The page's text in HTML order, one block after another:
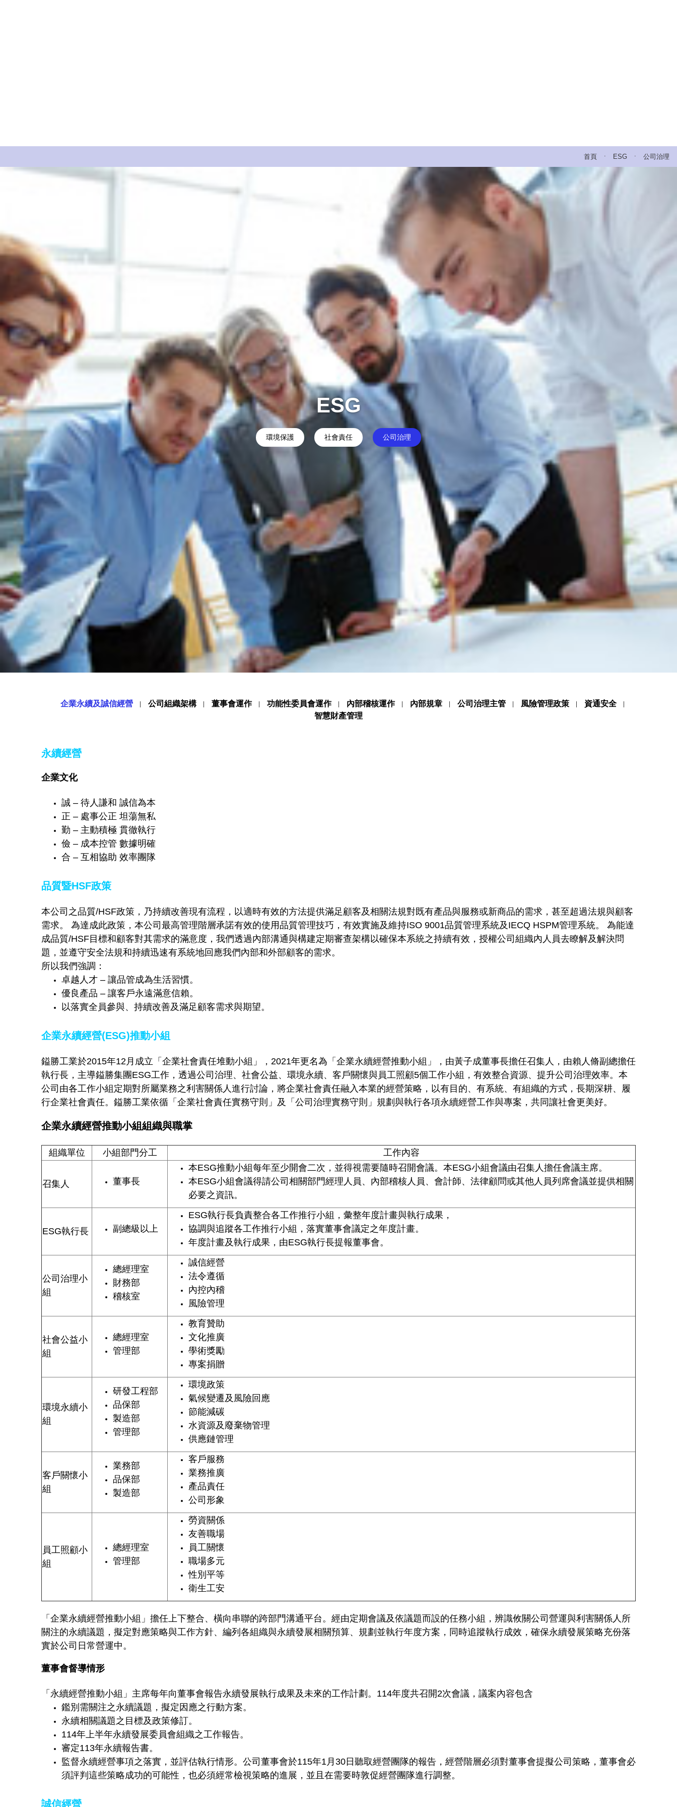
首頁 . ESG . 公司治理
ESG
環境保護 社會責任 公司治理
企業永續及誠信經營 公司組織架構 董事會運作 功能性委員會運作 內部稽核運作 內部規章 公司治理主管 風險管理政策
資通安全
智慧財產管理
永續經營
企業文化
誠 – 待人謙和 誠信為本
正 – 處事公正 坦蕩無私
勤 – 主動積極 貫徹執行
儉 – 成本控管 數據明確
合 – 互相協助 效率團隊
品質暨HSF政策
本公司之品質/HSF政策，乃持續改善現有流程，以適時有效的方法提供滿足顧客及相關法規對既有產品與服務或新商品的需求，甚至超過法規與顧客
需求。 為達成此政策，本公司最高管理階層承諾有效的使用品質管理技巧，有效實施及維持ISO 9001品質管理系統及IECQ HSPM管理系統。 為能達
成品質/HSF目標和顧客對其需求的滿意度，我們透過內部溝通與構建定期審查架構以確保本系統之持續有效，授權公司組織內人員去瞭解及解決問
題，並遵守安全法規和持續迅速有系統地回應我們內部和外部顧客的需求。
所以我們強調：
卓越人才 – 讓品管成為生活習慣。
優良產品 – 讓客戶永遠滿意信賴。
以落實全員參與、持續改善及滿足顧客需求與期望。
企業永續經營(ESG)推動小組
鎰勝工業於2015年12月成立「企業社會責任堆動小組」，2021年更名為「企業永續經營推動小組」，由黃子成董事長擔任召集人，由賴人脩副總擔任
執行長，主導鎰勝集團ESG工作，透過公司治理、社會公益、環境永續、客戶關懷與員工照顧5個工作小組，有效整合資源、提升公司治理效率。本
公司由各工作小組定期對所屬業務之利害關係人進行討論，將企業社會責任融入本業的經營策略，以有目的、有系統、有組織的方式，長期深耕、履
行企業社會責任。鎰勝工業依循「企業社會責任實務守則」及「公司治理實務守則」規劃與執行各項永續經營工作與專案，共同讓社會更美好。
企業永續經營推動小組組織與職掌
組織單位 小組部門分工 工作內容
召集人 董事長
本ESG推動小組每年至少開會二次，並得視需要隨時召開會議。本ESG小組會議由召集人擔任會議主席。
本ESG小組會議得請公司相關部門經理人員、內部稽核人員、會計師、法律顧問或其他人員列席會議並提供相關
必要之資訊。
ESG執行長 副總級以上
ESG執行長負責整合各工作推行小組，彙整年度計畫與執行成果，
協調與追蹤各工作推行小組，落實董事會議定之年度計畫。
年度計畫及執行成果，由ESG執行長提報董事會。
公司治理小
組
總經理室
財務部
稽核室
誠信經營
法令遵循
內控內稽
風險管理
社會公益小
組
總經理室
管理部
教育贊助
文化推廣
學術獎勵
專案捐贈
環境永續小
組
研發工程部
品保部
製造部
管理部
環境政策
氣候變遷及風險回應
節能減碳
水資源及廢棄物管理
供應鏈管理
客戶關懷小
組
業務部
品保部
製造部
客戶服務
業務推廣
產品責任
公司形象
員工照顧小
組
總經理室
管理部
勞資關係
友善職場
員工關懷
職場多元
性別平等
衛生工安
「企業永續經營推動小組」擔任上下整合、橫向串聯的跨部門溝通平台。經由定期會議及依議題而設的任務小組，辨識攸關公司營運與利害關係人所
關注的永續議題，擬定對應策略與工作方針、編列各組織與永續發展相關預算、規劃並執行年度方案，同時追蹤執行成效，確保永續發展策略充份落
實於公司日常營運中。
董事會督導情形
「永續經營推動小組」主席每年向董事會報告永續發展執行成果及未來的工作計劃。114年度共召開2次會議，議案內容包含
鑑別需關注之永續議題，擬定因應之行動方案。
永續相關議題之目標及政策修訂。
114年上半年永續發展委員會組織之工作報告。
審定113年永續報告書。
監督永續經營事項之落實，並評估執行情形。公司董事會於115年1月30日聽取經營團隊的報告，經營階層必須對董事會提擬公司策略，董事會必
須評判這些策略成功的可能性，也必須經常檢視策略的進展，並且在需要時敦促經營團隊進行調整。
誠信經營